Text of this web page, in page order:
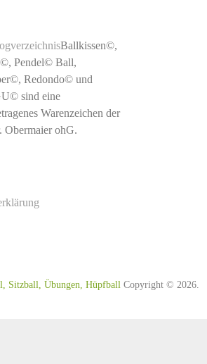
Ballkissen©,
Pendel© Ball,
Redondo© und
sind eine
Warenzeichen der
Obermaier ohG.
Sitzball, Übungen, Hüpfball Copyright © 2026.